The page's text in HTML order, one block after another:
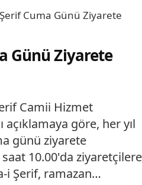
Cuma Günü Ziyarete
Günü Ziyarete
Camii Hizmet
açıklamaya göre, her yıl
günü ziyarete
saat 10.00'da ziyaretçilere
i Şerif, ramazan…